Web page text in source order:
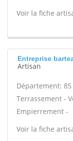
Voir la fiche
Entreprise
Artisan
Département: 85
Terrassement -
Empierrement -
Voir la fiche